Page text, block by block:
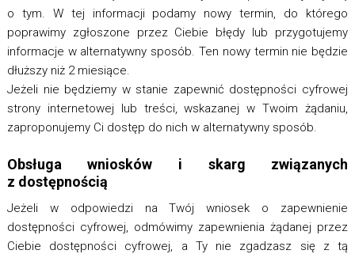
o tym. W tej informacji podamy nowy termin, do którego
poprawimy zgłoszone przez Ciebie błędy lub przygotujemy
informacje w alternatywny sposób. Ten nowy termin nie będzie
dłuższy niż 2 miesiące.
Jeżeli nie będziemy w stanie zapewnić dostępności cyfrowej
strony internetowej lub treści, wskazanej w Twoim żądaniu,
zaproponujemy Ci dostęp do nich w alternatywny sposób.
Obsługa wniosków i skarg związanych
z dostępnością
Jeżeli w odpowiedzi na Twój wniosek o zapewnienie
dostępności cyfrowej, odmówimy zapewnienia żądanej przez
Ciebie dostępności cyfrowej, a Ty nie zgadzasz się z tą